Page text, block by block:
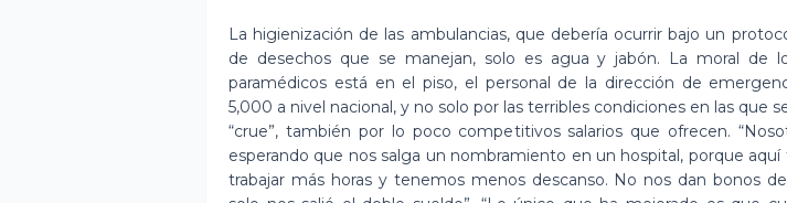
La higienización de las ambulancias, que debería ocurrir bajo un
de desechos que se manejan, solo es agua y jabón. La moral de
paramédicos está en el piso, el personal de la dirección de
5,000 a nivel nacional, y no solo por las terribles condiciones en las que
“crue”, también por lo poco competitivos salarios que ofrecen.
esperando que nos salga un nombramiento en un hospital, porque
trabajar más horas y tenemos menos descanso. No nos dan bonos